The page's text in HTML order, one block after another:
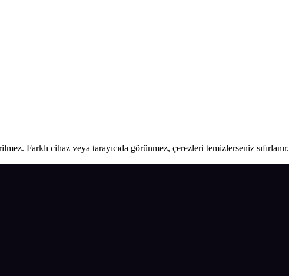
Farklı cihaz veya tarayıcıda görünmez, çerezleri temizlerseniz sıfırlanır.